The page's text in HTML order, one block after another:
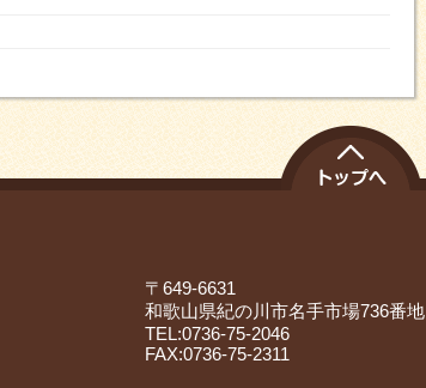
〒649-6631
和歌山県紀の川市名手市場736番地
TEL:0736-75-2046
FAX:0736-75-2311